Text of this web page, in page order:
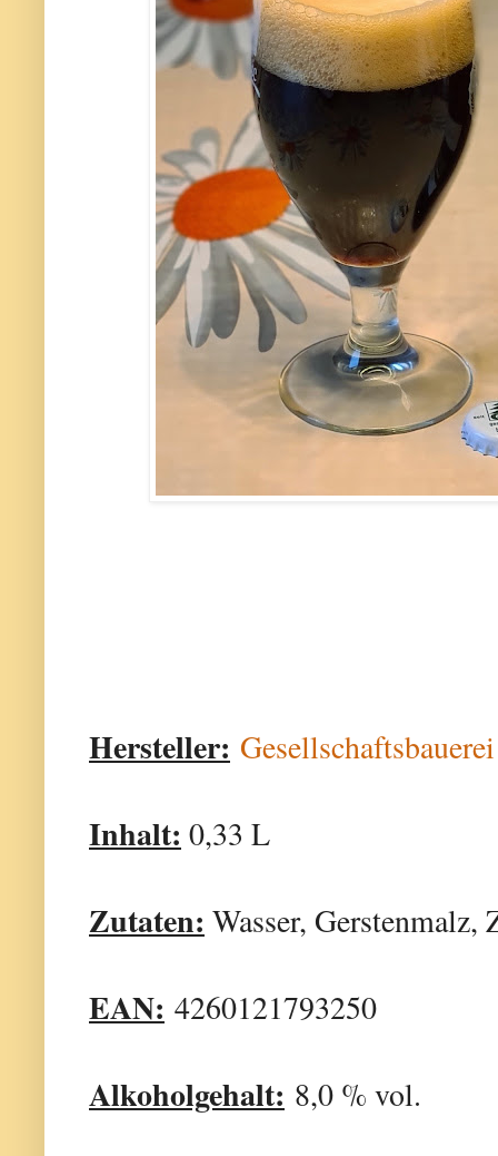
Hersteller:
Inhalt: 0,33 L
Zutaten: Wasser, Gerstenmalz,
EAN: 4260121793250
Alkoholgehalt: 8,0 % vol.